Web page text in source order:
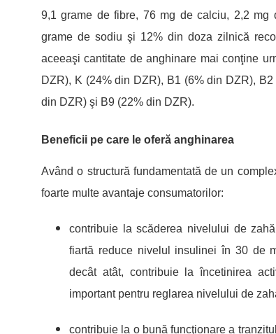
9,1 grame de fibre, 76 mg de calciu, 2,2
grame de sodiu şi 12% din doza zilnică
aceeaşi cantitate de anghinare mai conţine
DZR), K (24% din DZR), B1 (6% din DZR),
din DZR) şi B9 (22% din DZR).
Beneficii pe care le oferă anghinarea
Având o structură fundamentată de un
foarte multe avantaje consumatorilor:
contribuie la scăderea nivelului de
fiartă reduce nivelul insulinei în 30 de
decât atât, contribuie la încetinirea
important pentru reglarea nivelului de
contribuie la o bună funcţionare a